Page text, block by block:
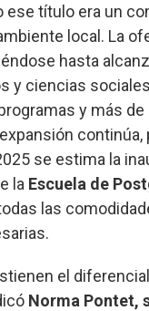
ese título era un
local. La
hasta
y ciencias
y más
continúa,
se estima la
la Escuela de
las
el
Norma Pontet,